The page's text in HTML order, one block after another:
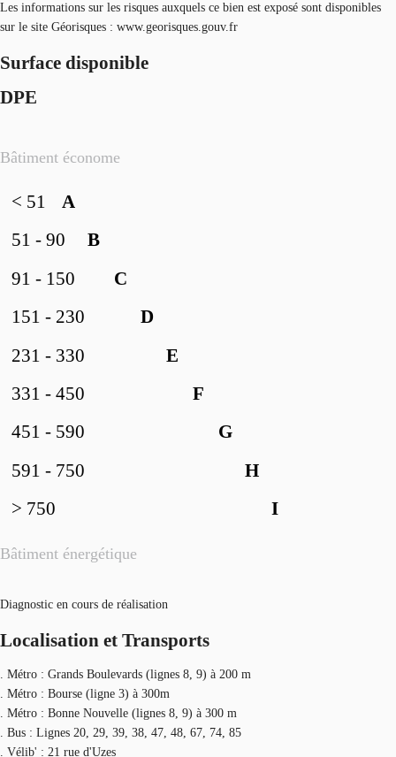
Les informations sur les risques auxquels ce bien est exposé sont disponibles
sur le site Géorisques : www.georisques.gouv.fr
Surface disponible
DPE
Bâtiment économe
Bâtiment énergétique
A
< 51
B
51 - 90
C
91 - 150
D
151 - 230
E
231 - 330
F
331 - 450
G
451 - 590
H
591 - 750
I
> 750
Diagnostic en cours de réalisation
Localisation et Transports
. Métro : Grands Boulevards (lignes 8, 9) à 200 m
. Métro : Bourse (ligne 3) à 300m
. Métro : Bonne Nouvelle (lignes 8, 9) à 300 m
. Bus : Lignes 20, 29, 39, 38, 47, 48, 67, 74, 85
. Vélib' : 21 rue d'Uzes